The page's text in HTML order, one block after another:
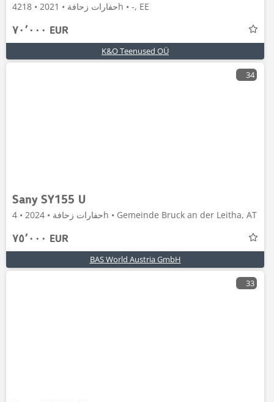
حفارات زحافة • 2021 • 4218h • -, EE
٧٠٬٠٠٠ EUR
K&O Teenused OÜ
34
Sany SY155 U
حفارات زحافة • 2024 • 4h • Gemeinde Bruck an der Leitha, AT
٧٥٬٠٠٠ EUR
BAS World Austria GmbH
33